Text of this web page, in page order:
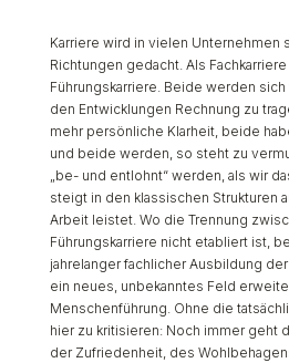
Karriere wird in vielen Unternehmen
Richtungen gedacht. Als Fachkarriere
Führungskarriere. Beide werden
den Entwicklungen Rechnung zu
mehr persönliche Klarheit, beide
und beide werden, so steht zu
„be- und entlohnt“ werden, als wir
steigt in den klassischen Strukturen
Arbeit leistet. Wo die Trennung
Führungskarriere nicht etabliert ist,
jahrelanger fachlicher Ausbildung
ein neues, unbekanntes Feld
Menschenführung. Ohne die
hier zu kritisieren: Noch immer geht
der Zufriedenheit, des